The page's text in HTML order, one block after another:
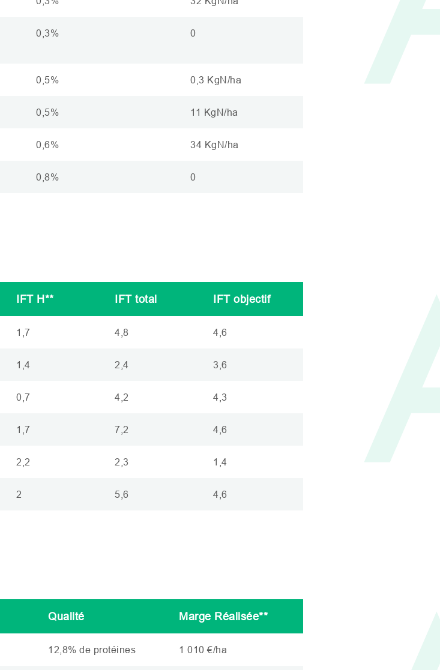
0,3% 0
0,5% 0,3 KgN/ha
0,5% 11 KgN/ha
0,6% 34 KgN/ha
0,8% 0
IFTH** IFTtotal IFTobjectif
1,7 4,8 4,6
1,4 2,4 3,6
0,7 4,2 4,3
1,7 7,2 4,6
2,2 2,3 1,4
2 5,6 4,6
Qualité Marge Réalisée**
12,8% de protéines 1 010 €/ha